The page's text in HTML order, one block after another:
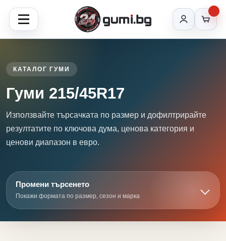
КАТАЛОГ ГУМИ
Гуми 215/45R17
Използвайте търсачката по размер и дофилтрирайте
резултатите по ключова дума, ценова категория и
ценови диапазон в евро.
Промени търсенето
Покажи формата по размер, сезон и марка